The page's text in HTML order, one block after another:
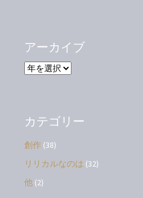
アーカイブ
ア
ブ
カテゴリー
創作 (38)
リリカルなのは (32)
他 (2)